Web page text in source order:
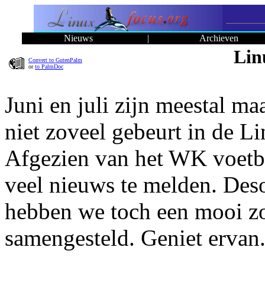
Nieuws | Archieven
Convert to GutenPalm
orto PalmDoc
Juni en juli zijn meestal
niet zoveel gebeurt in de
Afgezien van het WK
veel nieuws te melden.
hebben we toch een mooi
samengesteld. Geniet ervan.